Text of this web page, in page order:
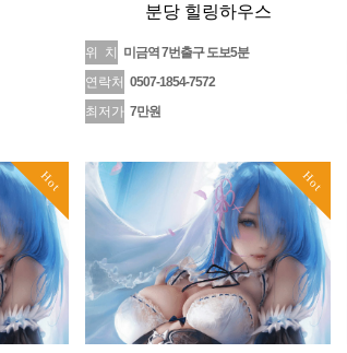
분당 힐링하우스
위 치
미금역 7번출구 도보5분
연락처 0507-1854-7572
최저가 7만원
Hot Hot